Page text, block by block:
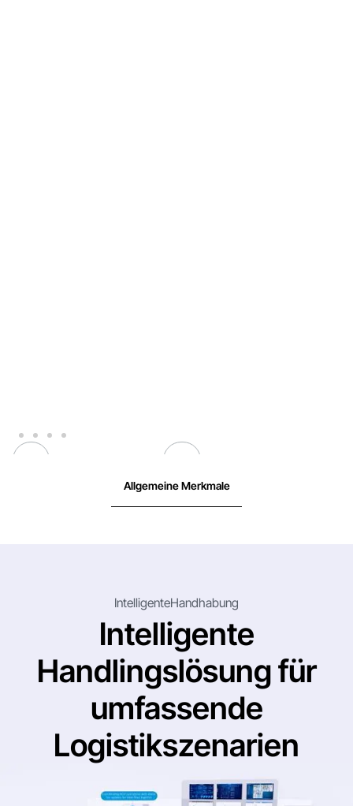
Allgemeine Merkmale
IntelligenteHandhabung
Intelligente
Handlingslösung für
umfassende
Logistikszenarien